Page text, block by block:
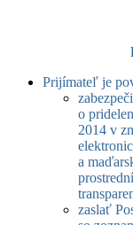
Prijímateľ je
o
2014 v
a
zaslať